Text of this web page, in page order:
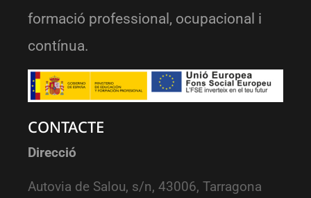
formació professional, ocupacional i
contínua.
CONTACTE
Direcció
Autovia de Salou, s/n, 43006, Tarragona